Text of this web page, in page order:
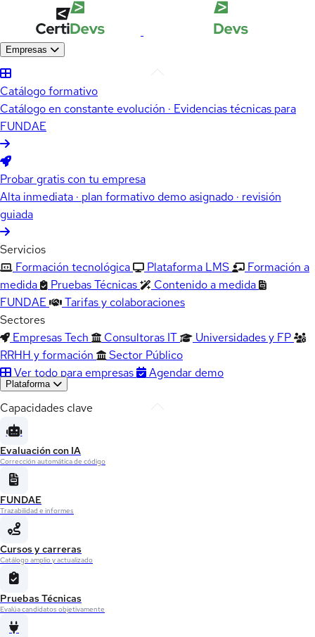
Empresas
Catálogo formativo
Catálogo en constante evolución · Evidencias técnicas para
FUNDAE
Probar gratis con tu empresa
Alta inmediata · plan formativo demo asignado · revisión
guiada
Servicios
Formación tecnológica
Plataforma LMS
Formación a
medida
Pruebas Técnicas
Contenido a medida
FUNDAE
Tarifas y colaboraciones
Sectores
Empresas Tech
Consultoras IT
Universidades y FP
RRHH y formación
Sector Público
Ver todo para empresas
Agendar demo
Plataforma
Capacidades clave
Evaluación con IA
Corrección automática de código
FUNDAE
Trazabilidad e informes
Cursos y carreras
Catálogo amplio y actualizado
Pruebas Técnicas
Evalúa candidatos objetivamente